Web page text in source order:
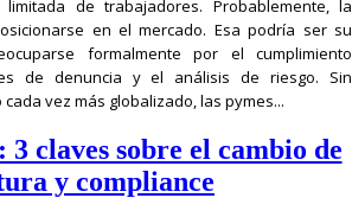
de trabajadores. Probablemente, la
en el mercado. Esa podría ser su
formalmente por el cumplimiento
de denuncia y el análisis de riesgo. Sin
vez más globalizado, las pymes...
3 claves sobre el cambio de
y compliance